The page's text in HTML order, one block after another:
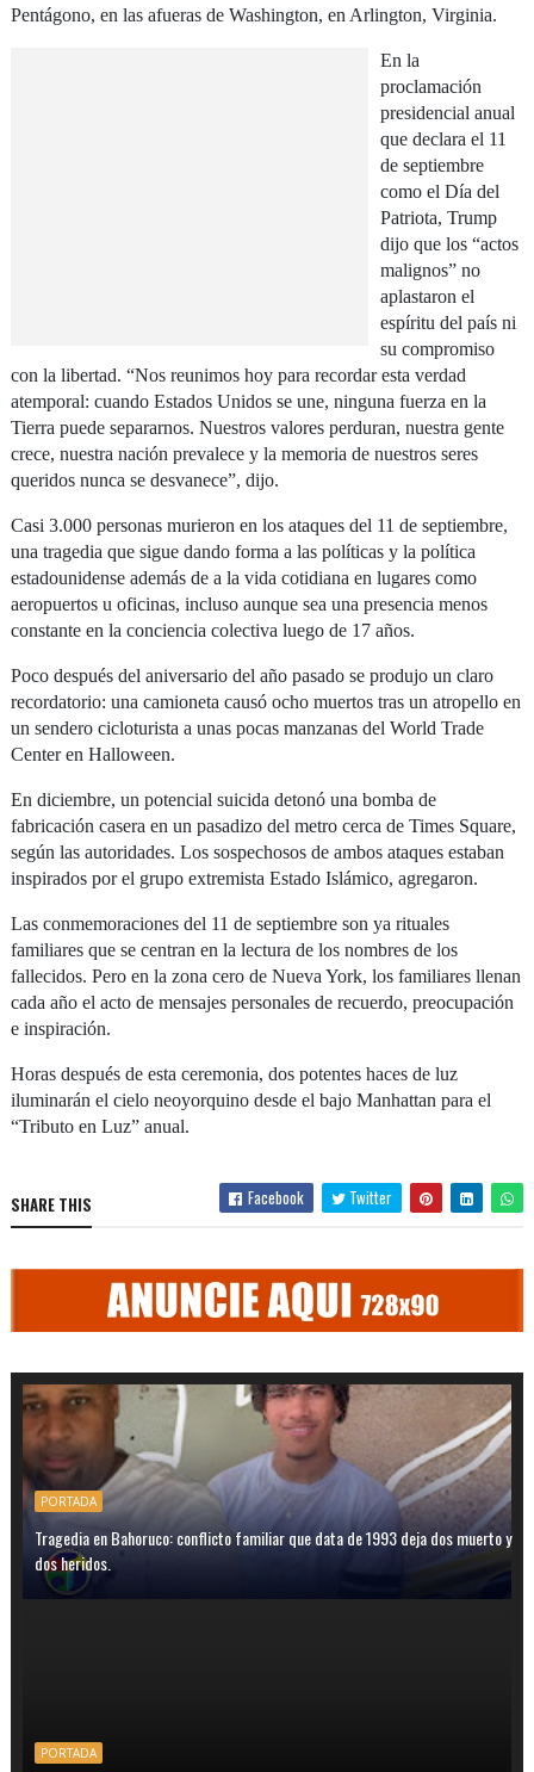
Pentágono, en las afueras de Washington, en Arlington, Virginia.
En la
proclamación
presidencial anual
que declara el 11
de septiembre
como el Día del
Patriota, Trump
dijo que los “actos
malignos” no
aplastaron el
espíritu del país ni
su compromiso
con la libertad. “Nos reunimos hoy para recordar esta verdad
atemporal: cuando Estados Unidos se une, ninguna fuerza en la
Tierra puede separarnos. Nuestros valores perduran, nuestra gente
crece, nuestra nación prevalece y la memoria de nuestros seres
queridos nunca se desvanece”, dijo.
Casi 3.000 personas murieron en los ataques del 11 de septiembre,
una tragedia que sigue dando forma a las políticas y la política
estadounidense además de a la vida cotidiana en lugares como
aeropuertos u oficinas, incluso aunque sea una presencia menos
constante en la conciencia colectiva luego de 17 años.
Poco después del aniversario del año pasado se produjo un claro
recordatorio: una camioneta causó ocho muertos tras un atropello en
un sendero cicloturista a unas pocas manzanas del World Trade
Center en Halloween.
En diciembre, un potencial suicida detonó una bomba de
fabricación casera en un pasadizo del metro cerca de Times Square,
según las autoridades. Los sospechosos de ambos ataques estaban
inspirados por el grupo extremista Estado Islámico, agregaron.
Las conmemoraciones del 11 de septiembre son ya rituales
familiares que se centran en la lectura de los nombres de los
fallecidos. Pero en la zona cero de Nueva York, los familiares llenan
cada año el acto de mensajes personales de recuerdo, preocupación
e inspiración.
Horas después de esta ceremonia, dos potentes haces de luz
iluminarán el cielo neoyorquino desde el bajo Manhattan para el
“Tributo en Luz” anual.
SHARE THIS Facebook Twitter
PORTADA
Tragedia en Bahoruco: conflicto familiar que data de 1993 deja dos muerto y
dos heridos.
PORTADA